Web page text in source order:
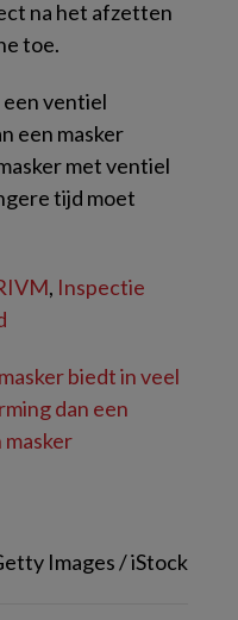
na het afzetten
toe.
een ventiel
een masker
met ventiel
tijd moet
, Inspectie
biedt in veel
dan een
Images / iStock